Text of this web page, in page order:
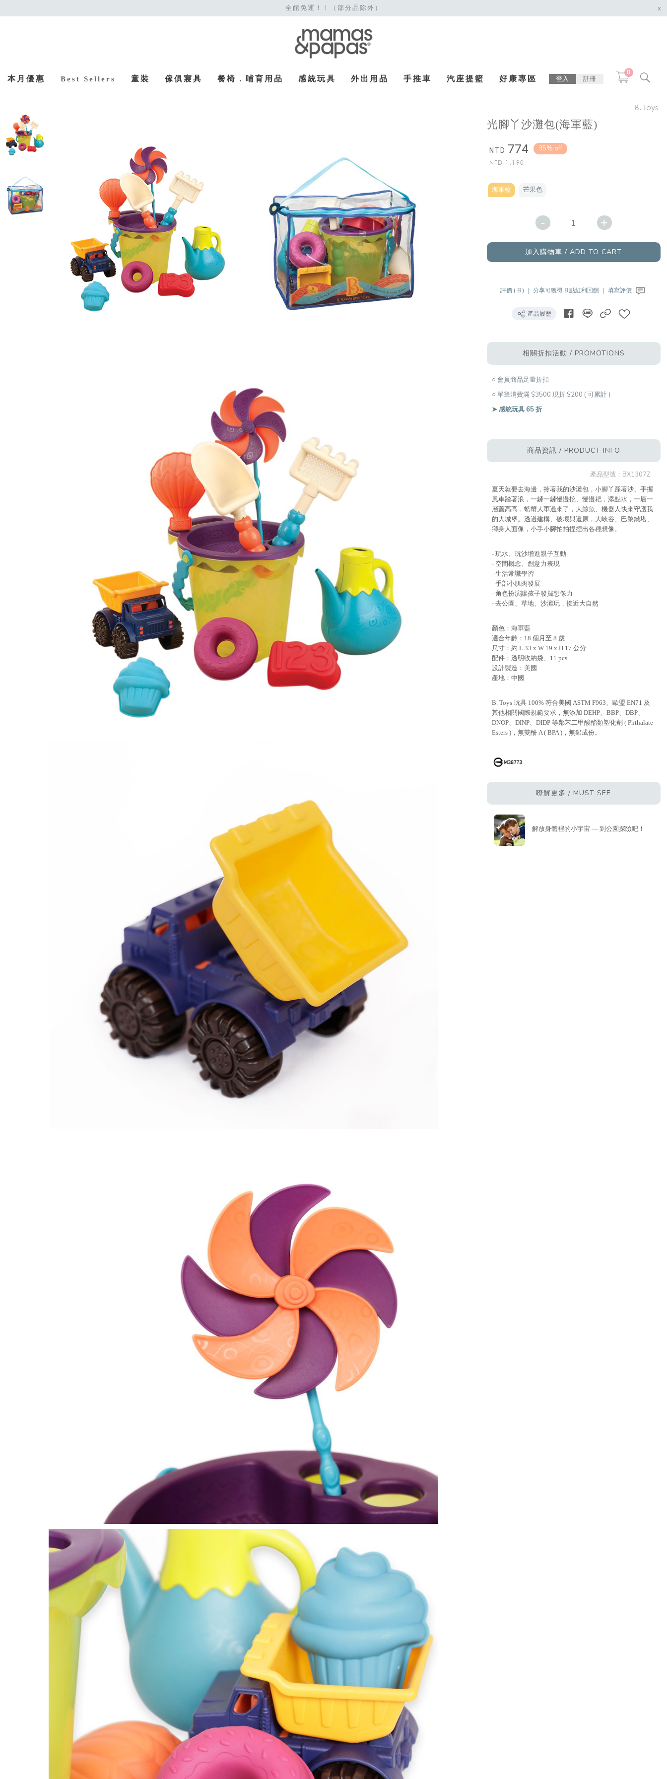
全館免運！！（部分品除外） x
本月優惠 Best Sellers 童裝 傢俱寢具 餐椅．哺育用品 感統玩具 外出用品 手推車 汽座提籃 好康專區 登入 註冊
0
B. Toys
光腳丫沙灘包(海軍藍)
NTD 774
NTD1,190
35% off
海軍藍 芒果色
- +
加入購物車 / ADD TO CART
評價 ( 8 ) ｜ 分享可獲得 8 點紅利回饋 ｜ 填寫評價
產品履歷
相關折扣活動 / PROMOTIONS
○ 會員商品足量折扣
○ 單筆消費滿 $3500 現折 $200 ( 可累計 )
➤ 感統玩具 65 折
商品資訊 / PRODUCT INFO
產品型號： BX1307Z
夏天就要去海邊，拎著我的沙灘包，小腳丫踩著沙、手握
風車踏著浪，一鏟一鏟慢慢挖、慢慢耙，添點水，一層一
層蓋高高，螃蟹大軍過來了，大鯨魚、機器人快來守護我
的大城堡。透過建構、破壞與還原，大峽谷、巴黎鐵塔、
獅身人面像，小手小腳拍拍捏捏出各種想像。
- 玩水、玩沙增進親子互動
- 空間概念、創意力表現
- 生活常識學習
- 手部小肌肉發展
- 角色扮演讓孩子發揮想像力
- 去公園、草地、沙灘玩，接近大自然
顏色：海軍藍
適合年齡：18 個月至 8 歲
尺寸：約 L 33 x W 19 x H 17 公分
配件：透明收納袋、11 pcs
設計製造：美國
產地：中國
B. Toys 玩具 100% 符合美國 ASTM F963、歐盟 EN71 及
其他相關國際規範要求，無添加 DEHP、BBP、DBP、
DNOP、DINP、DIDP 等鄰苯二甲酸酯類塑化劑 ( Phthalate
Esters )，無雙酚 A ( BPA )，無鉛成份。
瞭解更多 / MUST SEE
解放身體裡的小宇宙 — 到公園探險吧！